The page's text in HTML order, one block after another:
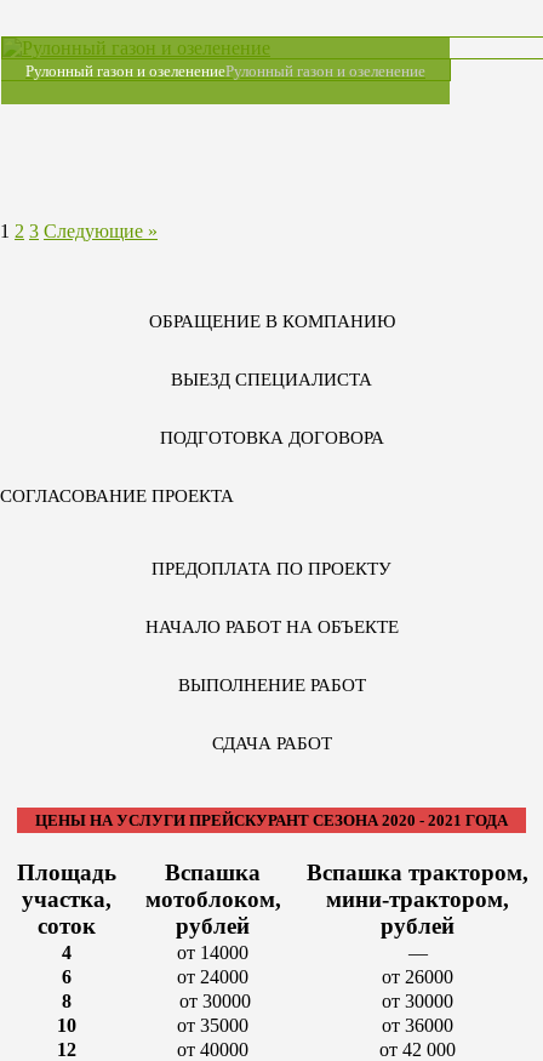
Рулонный газон и озеленениеРулонный газон и озеленение
1 2 3 Следующие »
ОБРАЩЕНИЕ В КОМПАНИЮ
ВЫЕЗД СПЕЦИАЛИСТА
ПОДГОТОВКА ДОГОВОРА
СОГЛАСОВАНИЕ ПРОЕКТА
ПРЕДОПЛАТА ПО ПРОЕКТУ
НАЧАЛО РАБОТ НА ОБЪЕКТЕ
ВЫПОЛНЕНИЕ РАБОТ
СДАЧА РАБОТ
ЦЕНЫ НА УСЛУГИ ПРЕЙСКУРАНТ СЕЗОНА 2020 - 2021 ГОДА
Площадь
участка,
соток
Вспашка
мотоблоком,
рублей
Вспашка трактором,
мини-трактором,
рублей
4 от 14000
—
6
от 24000
от 26000
8
от 30000
от 30000
10
от 35000
от 36000
12
от 40000
от 42 000